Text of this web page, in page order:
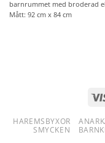
barnrummet med broderad
Mått: 92 cm x 84 cm
HAREMSBYXOR
SMYCKEN